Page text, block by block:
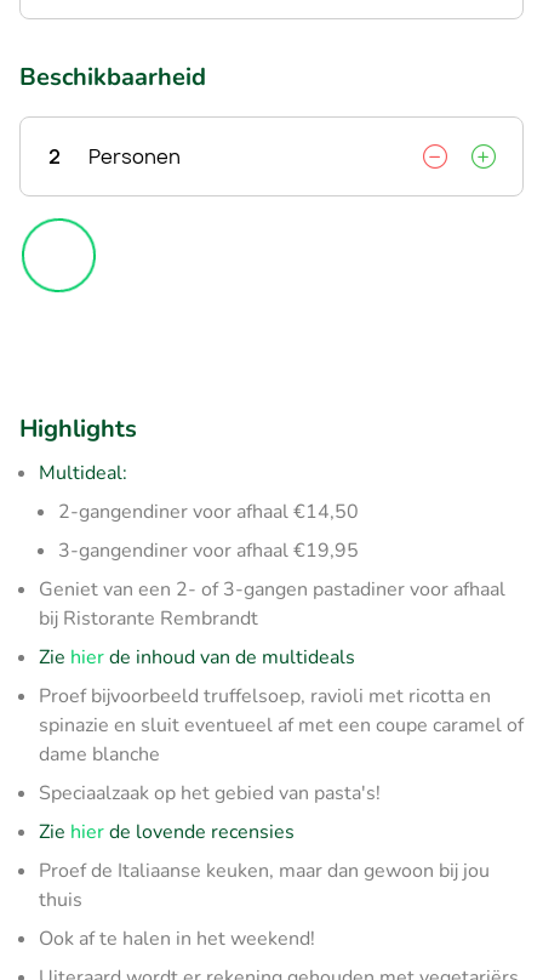
Beschikbaarheid
2 Personen
Highlights
Multideal:
2-gangendiner voor afhaal €14,50
3-gangendiner voor afhaal €19,95
Geniet van een 2- of 3-gangen pastadiner voor afhaal
bij Ristorante Rembrandt
Zie hierde inhoud van de multideals
Proef bijvoorbeeld truffelsoep, ravioli met ricotta en
spinazie en sluit eventueel af met een coupe caramel of
dame blanche
Speciaalzaak op het gebied van pasta's!
Zie hierde lovende recensies
Proef de Italiaanse keuken, maar dan gewoon bij jou
thuis
Ook af te halen in het weekend!